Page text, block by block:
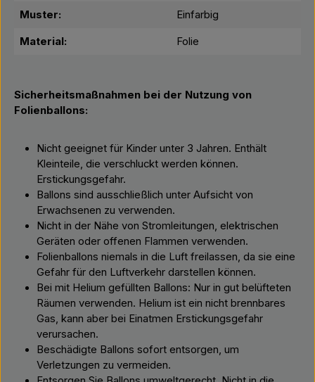
Muster: Einfarbig
Material: Folie
Sicherheitsmaßnahmen bei der Nutzung von
Folienballons:
Nicht geeignet für Kinder unter 3 Jahren. Enthält
Kleinteile, die verschluckt werden können.
Erstickungsgefahr.
Ballons sind ausschließlich unter Aufsicht von
Erwachsenen zu verwenden.
Nicht in der Nähe von Stromleitungen, elektrischen
Geräten oder offenen Flammen verwenden.
Folienballons niemals in die Luft freilassen, da sie eine
Gefahr für den Luftverkehr darstellen können.
Bei mit Helium gefüllten Ballons: Nur in gut belüfteten
Räumen verwenden. Helium ist ein nicht brennbares
Gas, kann aber bei Einatmen Erstickungsgefahr
verursachen.
Beschädigte Ballons sofort entsorgen, um
Verletzungen zu vermeiden.